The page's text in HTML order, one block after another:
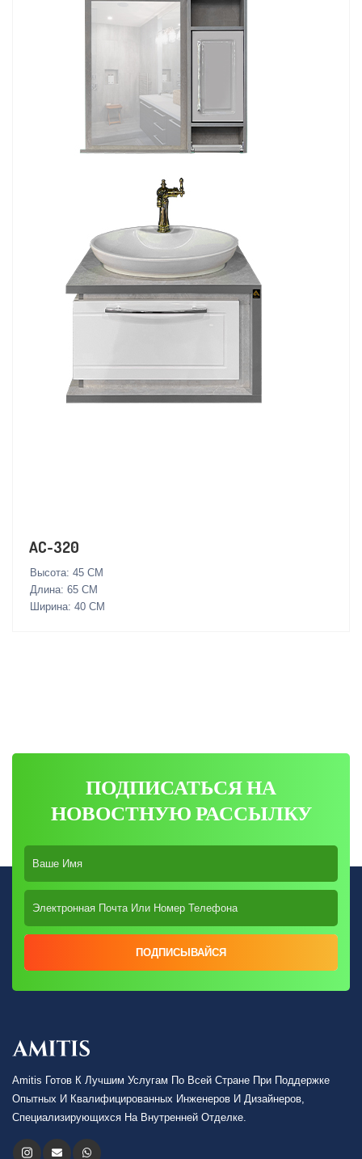
AC-320
Высота: 45 СМ
Длина: 65 СМ
Ширина: 40 СМ
ПОДПИСАТЬСЯ НА
НОВОСТНУЮ РАССЫЛКУ
ПОДПИСЫВАЙСЯ
Amitis Готов К Лучшим Услугам По Всей Стране При Поддержке
Опытных И Квалифицированных Инженеров И Дизайнеров,
Специализирующихся На Внутренней Отделке.